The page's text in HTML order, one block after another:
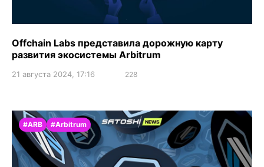
Offchain Labs представила дорожную карту
развития экосистемы Arbitrum
21 августа 2024, 17:16 228
#ARB #Arbitrum